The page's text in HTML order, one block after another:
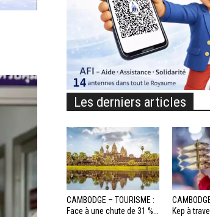
Les derniers articles
CAMBODGE – TOURISME :
Face à une chute de 31 %...
Kep à